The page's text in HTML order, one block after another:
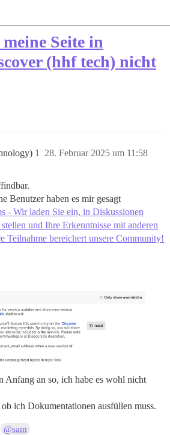
Seite in
(hhf tech) nicht
28. Februar 2025 um 11:58
1
Benutzer haben es mir gesagt
- Wir laden Sie ein, in Diskussionen
und Ihre Erkenntnisse mit anderen
Teilnahme bereichert unsere Community!
Anfang an so, ich habe es wohl nicht
ich Dokumentationen ausfüllen muss.
@sam